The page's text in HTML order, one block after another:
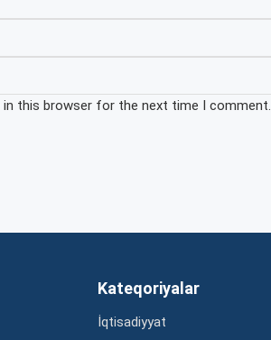
in this browser for the next time I comment.
Kateqoriyalar
İqtisadiyyat